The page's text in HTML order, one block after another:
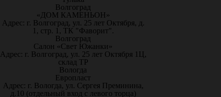
Волгоград
«ДОМ КАМЕНЬОН»
Адрес: г. Волгоград, ул. 25 лет Октября, д.
1, стр. 1, ТК "Фаворит".
Волгоград
Салон «Свет Южанки»
Адрес: г. Волгоград, ул. 25 лет Октября 1Ц,
склад ТР
Вологда
Европласт
Адрес: г. Вологда, ул. Сергея Преминина,
д.10 (отдельный вход с левого торца)